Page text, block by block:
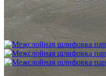
Укладка фанеры на
цементную стяжку) способом